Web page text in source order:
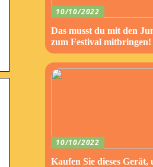
10/10/2022
Das musst du mit den
zum Festival mitbringen!
10/10/2022
Kaufen Sie dieses Gerät,